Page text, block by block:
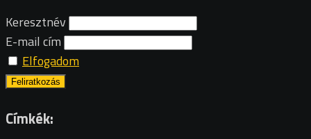
Keresztnév
E-mail cím
Elfogadom
Címkék: